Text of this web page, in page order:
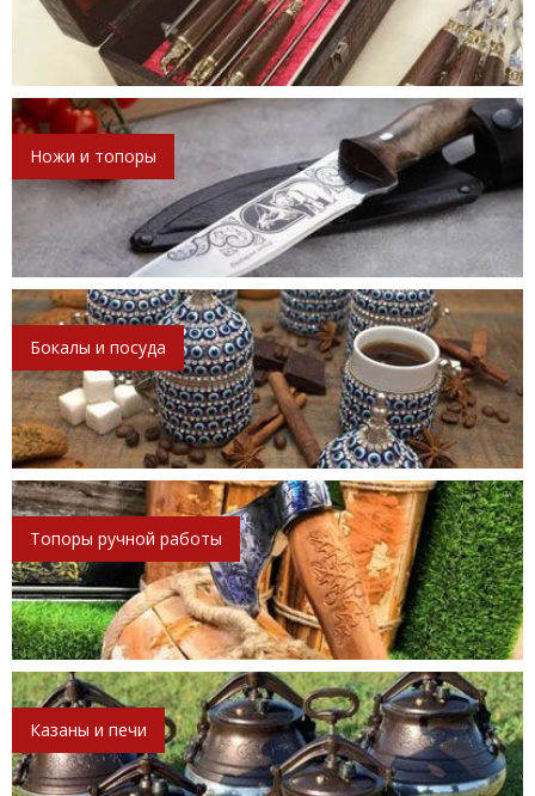
Ножи и топоры
Бокалы и посуда
Топоры ручной работы
Казаны и печи